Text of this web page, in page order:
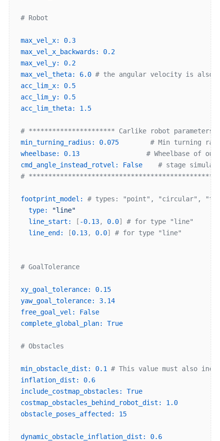
# Robot
max_vel_x:
0.3
max_vel_x_backwards:
0.2
max_vel_y:
0.2
max_vel_theta:
6.0 # the angular velocity is also
acc_lim_x:
0.5
acc_lim_y:
0.5
acc_lim_theta:
1.5
# ********************** Carlike robot
min_turning_radius:
0.075
# Min turning
wheelbase:
0.13
# Wheelbase of
cmd_angle_instead_rotvel:
False
# stage
#
footprint_model:
# types: "point", "circular",
type:
"line"
line_start:
[ -0.13, 0.0] # for type "line"
line_end:
[0.13, 0.0] # for type "line"
# GoalTolerance
xy_goal_tolerance:
0.15
yaw_goal_tolerance:
3.14
free_goal_vel:
False
complete_global_plan:
True
# Obstacles
min_obstacle_dist: 0.1
# This value must also
inflation_dist:
0.6
include_costmap_obstacles:
True
costmap_obstacles_behind_robot_dist:
1.0
obstacle_poses_affected:
15
dynamic_obstacle_inflation_dist:
0.6